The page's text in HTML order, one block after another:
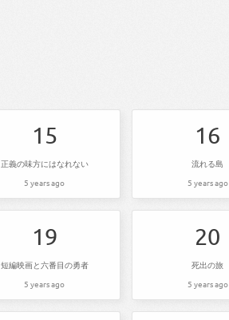
15
正義の味方にはなれない
5 years ago
16
流れる島
5 years ago
19
短編映画と六番目の勇者
5 years ago
20
死出の旅
5 years ago